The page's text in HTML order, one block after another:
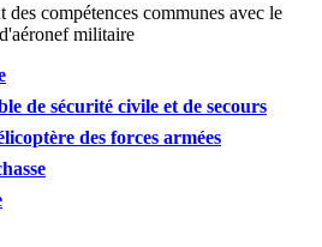
des compétences communes avec le
militaire
de sécurité civile et de secours
des forces armées